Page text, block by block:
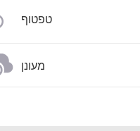
טפטוף
מעונן